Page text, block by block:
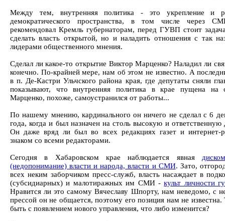
Между тем, внутренняя политика - это укрепление и
демократического пространства, в том числе через
рекомендовал Кремль губернаторам, перед ГУВП стоит
сделать власть открытой, но и наладить отношения с так
лидерами общественного мнения.
Сделал ли какое-то открытие Виктор Марценко? Наладил ли
конечно. По-крайней мере, нам об этом не известно. А
в п. Де-Кастри Ульчского района края, где депутаты сняли
показывают, что внутренняя политика в крае пущена на
Марценко, похоже, самоустранился от работы...
По нашему мнению, кардинального он ничего не сделал с 6
года, когда и был назначен на столь высокую и ответственную
Он даже вряд ли был во всех редакциях газет и интернет-
знаком со всеми редакторами.
Сегодня в Хабаровском крае наблюдается явная
(недопонимание) власти и народа, власти и СМИ. Зато,
всех неким заборчиком пресс-служб, власть насаждает в
(субсидиарных) и малотиражных им СМИ -культ личности
Нравится ли это самому Вячеславу Шпорту, нам неведомо, с
прессой он не общается, поэтому его позиция нам не
быть с появлением нового управления, что либо изменится?